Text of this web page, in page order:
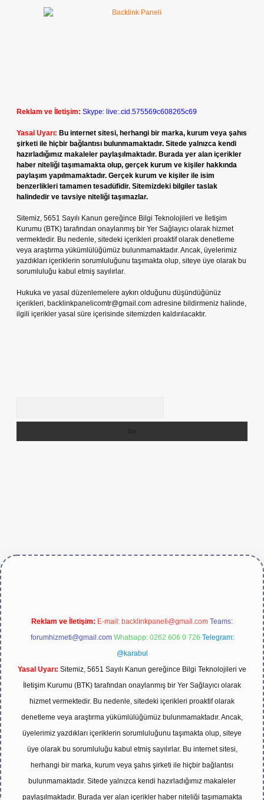
Reklam ve İletişim: Skype: live:.cid.575569c608265c69
Yasal Uyarı: Bu internet sitesi, herhangi bir marka, kurum veya şahıs
şirketi ile hiçbir bağlantısı bulunmamaktadır. Sitede yalnızca kendi
hazırladığımız makaleler paylaşılmaktadır. Burada yer alan içerikler
haber niteliği taşımamakta olup, gerçek kurum ve kişiler hakkında
paylaşım yapılmamaktadır. Gerçek kurum ve kişiler ile isim
benzerlikleri tamamen tesadüfidir. Sitemizdeki bilgiler taslak
halindedir ve tavsiye niteliği taşımazlar.
Sitemiz, 5651 Sayılı Kanun gereğince Bilgi Teknolojileri ve İletişim
Kurumu (BTK) tarafından onaylanmış bir Yer Sağlayıcı olarak hizmet
vermektedir. Bu nedenle, sitedeki içerikleri proaktif olarak denetleme
veya araştırma yükümlülüğümüz bulunmamaktadır. Ancak, üyelerimiz
yazdıkları içeriklerin sorumluluğunu taşımakta olup, siteye üye olarak bu
sorumluluğu kabul etmiş sayılırlar.
Hukuka ve yasal düzenlemelere aykırı olduğunu düşündüğünüz
içerikleri, backlinkpanelicomtr@gmail.com adresine bildirmeniz halinde,
ilgili içerikler yasal süre içerisinde sitemizden kaldırılacaktır.
Reklam ve İletişim: E-mail: backlinkpaneli@gmail.com Teams:
forumhizmeti@gmail.com Whatsapp: 0262 606 0 726 Telegram:
@karabul
Yasal Uyarı: Sitemiz, 5651 Sayılı Kanun gereğince Bilgi Teknolojileri ve
İletişim Kurumu (BTK) tarafından onaylanmış bir Yer Sağlayıcı olarak
hizmet vermektedir. Bu nedenle, sitedeki içerikleri proaktif olarak
denetleme veya araştırma yükümlülüğümüz bulunmamaktadır. Ancak,
üyelerimiz yazdıkları içeriklerin sorumluluğunu taşımakta olup, siteye
üye olarak bu sorumluluğu kabul etmiş sayılırlar. Bu internet sitesi,
herhangi bir marka, kurum veya şahıs şirketi ile hiçbir bağlantısı
bulunmamaktadır. Sitede yalnızca kendi hazırladığımız makaleler
paylaşılmaktadır. Burada yer alan içerikler haber niteliği taşımamakta